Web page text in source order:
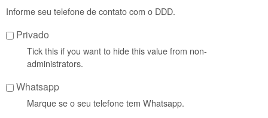
Informe seu telefone de contato com o DDD.
Privado
Tick this if you want to hide this value from non-
administrators.
Whatsapp
Marque se o seu telefone tem Whatsapp.